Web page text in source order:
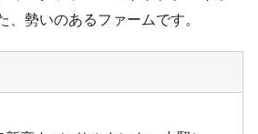
、勢いのあるファームです。